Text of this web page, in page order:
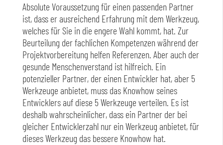
Absolute Voraussetzung für einen passenden Partner
ist, dass er ausreichend Erfahrung mit dem Werkzeug,
welches für Sie in die engere Wahl kommt, hat. Zur
Beurteilung der fachlichen Kompetenzen während der
Projektvorbereitung helfen Referenzen. Aber auch der
gesunde Menschenverstand ist hilfreich. Ein
potenzieller Partner, der einen Entwickler hat, aber 5
Werkzeuge anbietet, muss das Knowhow seines
Entwicklers auf diese 5 Werkzeuge verteilen. Es ist
deshalb wahrscheinlicher, dass ein Partner der bei
gleicher Entwicklerzahl nur ein Werkzeug anbietet, für
dieses Werkzeug das bessere Knowhow hat.